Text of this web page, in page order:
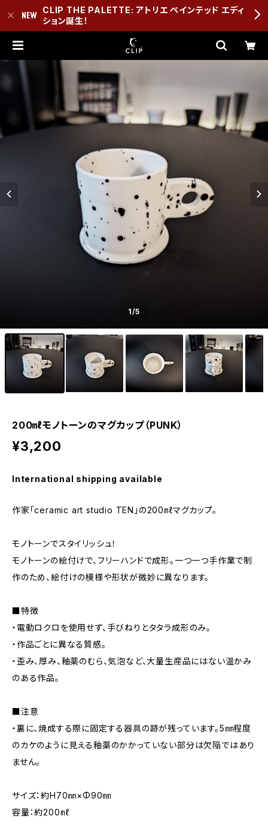
CLIP THE PALETTE: アトリエ ペインテッド エディ
ション誕生！
1/5
200㎖モノトーンのマグカップ（PUNK）
¥3,200
International shipping available
作家「ceramic art studio TEN」の200㎖マグカップ。
モノトーンでスタイリッシュ！
モノトーンの絵付けで、フリーハンドで成形。一つ一つ手作業で制
作のため、絵付けの模様や形状が微妙に異なります。
■特徴
・電動ロクロを使用せず、手びねりとタタラ成形のみ。
・作品ごとに異なる質感。
・歪み、厚み、釉薬のむら、気泡など、大量生産品にはない温かみ
のある作品。
■注意
・裏に、焼成する際に固定する器具の跡が残っています。5㎜程度
のカケのように見える釉薬のかかっていない部分は欠陥ではあり
ません。
サイズ：約H70㎜×Φ90㎜
容量：約200㎖